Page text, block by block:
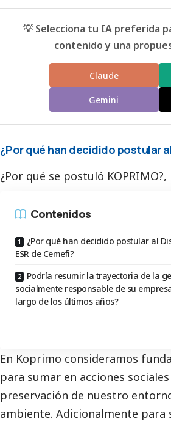
💡 Selecciona tu IA preferida
contenido y una
Claude
Gemini
¿Por qué han decidido postular
¿Por qué se postuló KOPRIMO?,
Contenidos
¿Por qué han decidido postular al
ESR de Cemefi?
Podría resumir la trayectoria de la
socialmente responsable de su
largo de los últimos años?
En Koprimo consideramos
para sumar en acciones
preservación de nuestro
ambiente. Adicionalmente para